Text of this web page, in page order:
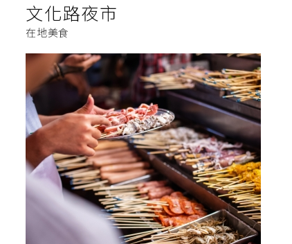
文化路夜市
在地美食